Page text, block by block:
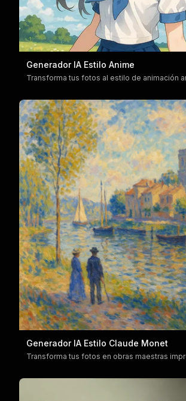
Generador IA Estilo Anime
Transforma tus fotos al estilo de animación
Generador IA Estilo Claude Monet
Transforma tus fotos en obras maestras